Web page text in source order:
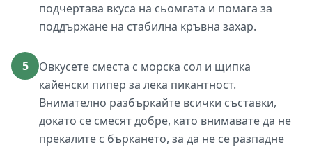
подчертава вкуса на сьомгата и помага за
поддържане на стабилна кръвна захар.
5
Овкусете сместа с морска сол и щипка
кайенски пипер за лека пикантност.
Внимателно разбъркайте всички съставки,
докато се смесят добре, като внимавате да не
прекалите с бъркането, за да не се разпадне